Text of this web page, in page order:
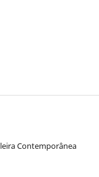
Contemporânea